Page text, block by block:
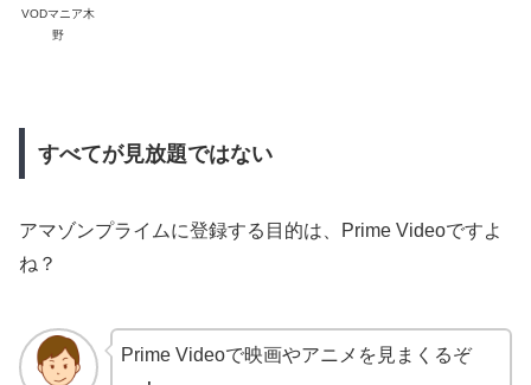
VODマニア木
野
すべてが見放題ではない
アマゾンプライムに登録する目的は、Prime Videoですよ
ね？
Prime Videoで映画やアニメを見まくるぞ